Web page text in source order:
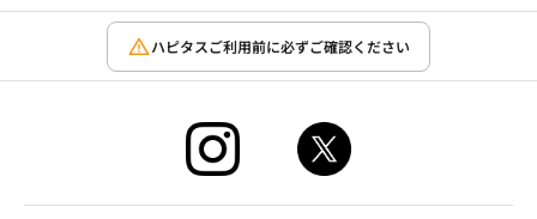
ハピタスご利用前に必ずご確認ください